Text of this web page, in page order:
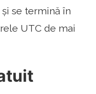
se termină în
UTC de mai